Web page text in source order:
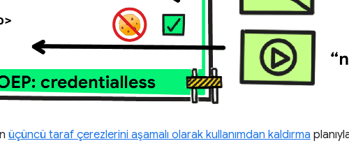
üçüncü taraf çerezlerini aşamalı olarak kullanımdan kaldırma